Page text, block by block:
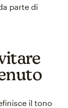
parte di
il tono